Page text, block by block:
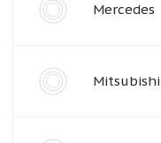
Mercedes
Mitsubishi